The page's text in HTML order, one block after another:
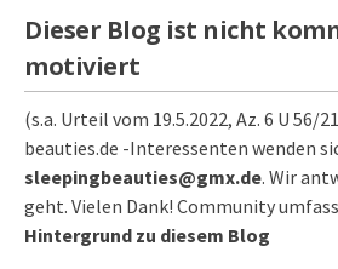
Dieser Blog ist nicht
motiviert
(s.a. Urteil vom 19.5.2022, Az. 6 U 56/
beauties.de -Interessenten wenden
sleepingbeauties@gmx.de. Wir
geht. Vielen Dank! Community
Hintergrund zu diesem Blog